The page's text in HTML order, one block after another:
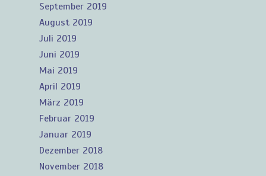
September 2019
August 2019
Juli 2019
Juni 2019
Mai 2019
April 2019
März 2019
Februar 2019
Januar 2019
Dezember 2018
November 2018